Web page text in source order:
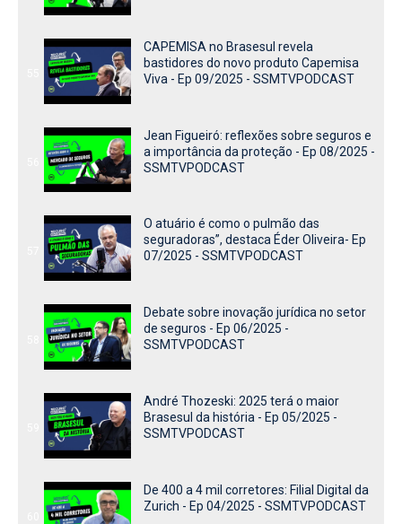
CAPEMISA no Brasesul revela
bastidores do novo produto Capemisa
Viva - Ep 09/2025 - SSMTVPODCAST
Jean Figueiró: reflexões sobre seguros e
a importância da proteção - Ep 08/2025 -
SSMTVPODCAST
O atuário é como o pulmão das
seguradoras”, destaca Éder Oliveira- Ep
07/2025 - SSMTVPODCAST
Debate sobre inovação jurídica no setor
de seguros - Ep 06/2025 -
SSMTVPODCAST
André Thozeski: 2025 terá o maior
Brasesul da história - Ep 05/2025 -
SSMTVPODCAST
De 400 a 4 mil corretores: Filial Digital da
Zurich - Ep 04/2025 - SSMTVPODCAST